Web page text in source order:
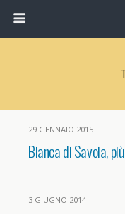
29 GENNAIO 2015
Bianca di Savoia,
3 GIUGNO 2014